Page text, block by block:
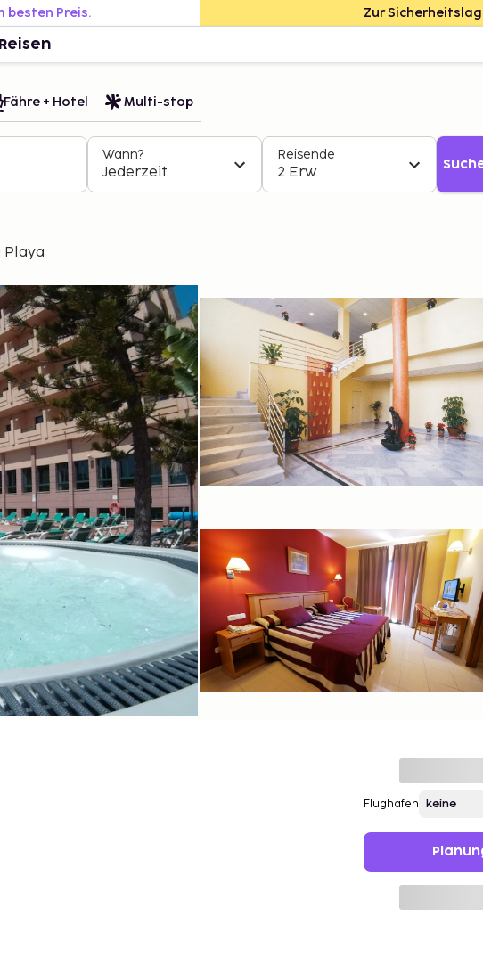
besten Preis. Zur
Fähre + Hotel Multi-stop
Wann?
Jederzeit
Reisende
2 Erw.
Flughafen